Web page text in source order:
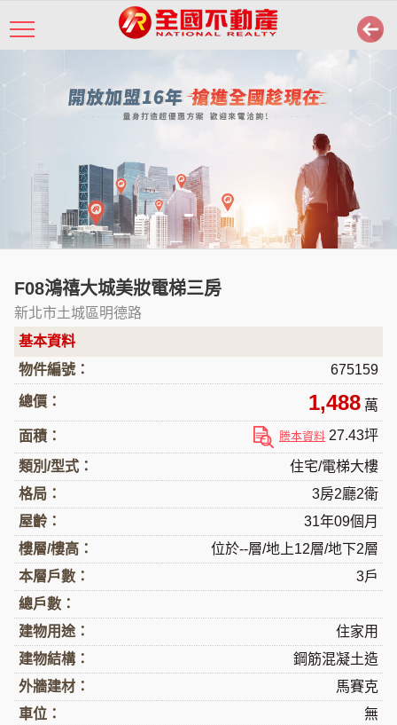
F08鴻禧大城美妝電梯三房
新北市土城區明德路
基本資料
物件編號：
675159
總價： 1,488 萬
面積： 謄本資料 27.43坪
類別/型式：
住宅/電梯大樓
格局：
3房2廳2衛
屋齡：
31年09個月
樓層/樓高：
位於--層/地上12層/地下2層
本層戶數：
3戶
總戶數：
建物用途：
住家用
建物結構：
鋼筋混凝土造
外牆建材：
馬賽克
車位：
無